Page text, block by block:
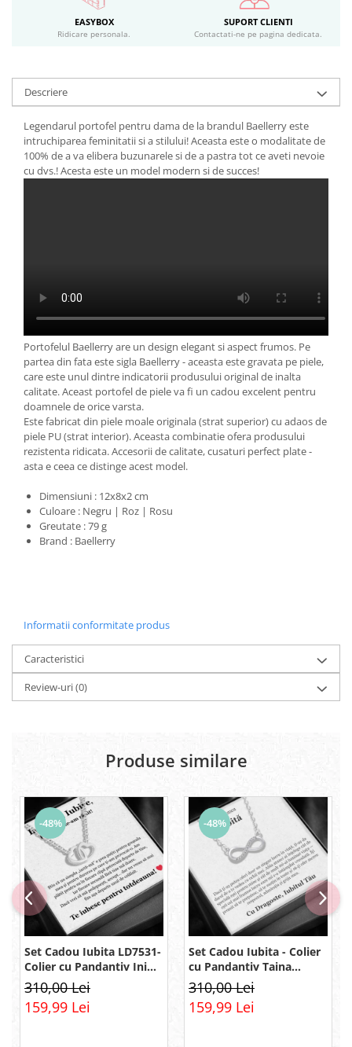
EASYBOX
Ridicare personala.
SUPORT CLIENTI
Contactati-ne pe pagina dedicata.
Descriere
Legendarul portofel pentru dama de la brandul Baellerry este
intruchiparea feminitatii si a stilului! Aceasta este o modalitate de
100% de a va elibera buzunarele si de a pastra tot ce aveti nevoie
cu dvs.! Acesta este un model modern si de succes!
Portofelul Baellerry are un design elegant si aspect frumos. Pe
partea din fata este sigla Baellerry - aceasta este gravata pe piele,
care este unul dintre indicatorii produsului original de inalta
calitate. Aceast portofel de piele va fi un cadou excelent pentru
doamnele de orice varsta.
Este fabricat din piele moale originala (strat superior) cu adaos de
piele PU (strat interior). Aceasta combinatie ofera produsului
rezistenta ridicata. Accesorii de calitate, cusaturi perfect plate -
asta e ceea ce distinge acest model.
Dimensiuni : 12x8x2 cm
Culoare : Negru | Roz | Rosu
Greutate : 79 g
Brand : Baellerry
Informatii conformitate produs
Caracteristici
Review-uri(0)
Produse similare
-48%
Set Cadou Iubita LD7531-
Colier cu Pandantiv Inimi
Pereche din Argint 925
placat cu rodiu, Cutie
Elegantă și Felicitare
310,00 Lei
159,99 Lei
-48%
Set Cadou Iubita - Colier
cu Pandantiv Taina
Infinitului din Argint 925
placat cu rodiu, Cutie
Elegantă și Mesaj
310,00 Lei
159,99 Lei